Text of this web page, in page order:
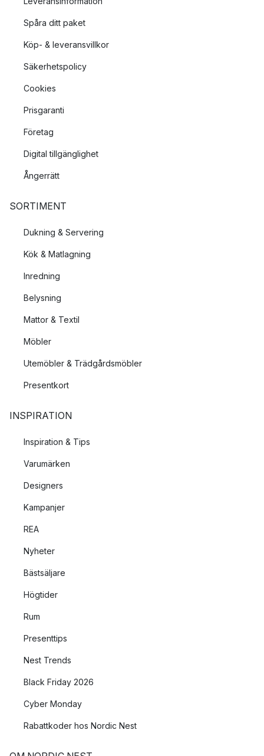
Spåra ditt paket
Köp- & leveransvillkor
Säkerhetspolicy
Cookies
Prisgaranti
Företag
Digital tillgänglighet
Ångerrätt
SORTIMENT
Dukning & Servering
Kök & Matlagning
Inredning
Belysning
Mattor & Textil
Möbler
Utemöbler & Trädgårdsmöbler
Presentkort
INSPIRATION
Inspiration & Tips
Varumärken
Designers
Kampanjer
REA
Nyheter
Bästsäljare
Högtider
Rum
Presenttips
Nest Trends
Black Friday 2026
Cyber Monday
Rabattkoder hos Nordic Nest